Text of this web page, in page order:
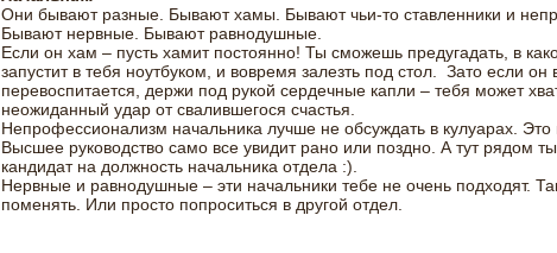
Они бывают разные. Бывают хамы. Бывают чьи-то ставленники и
Бывают нервные. Бывают равнодушные.
Если он хам – пусть хамит постоянно! Ты сможешь предугадать, в
запустит в тебя ноутбуком, и вовремя залезть под стол. Зато если он
перевоспитается, держи под рукой сердечные капли – тебя может
неожиданный удар от свалившегося счастья.
Непрофессионализм начальника лучше не обсуждать в кулуарах. Это
Высшее руководство само все увидит рано или поздно. А тут рядом
кандидат на должность начальника отдела :).
Нервные и равнодушные – эти начальники тебе не очень подходят.
поменять. Или просто попроситься в другой отдел.